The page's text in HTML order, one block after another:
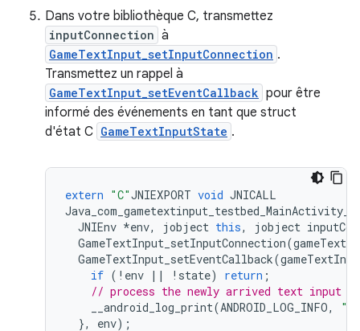
Dans votre bibliothèque C, transmettez
inputConnection à
GameTextInput_setInputConnection .
Transmettez un rappel à
GameTextInput_setEventCallback pour être
informé des événements en tant que struct
d'état C GameTextInputState .
extern "C"JNIEXPORT void JNICALL
JNIEnv *env, jobject this, jobject
GameTextInput_setInputConnection(
GameTextInput_setEventCallback(
if ( ! env || ! state) return ;
// process the newly arrived text input
__android_log_print(ANDROID_LOG_INFO,
},
env);